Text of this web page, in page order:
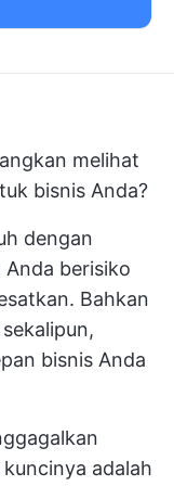
melihat
bisnis Anda?
dengan
berisiko
Bahkan
bisnis Anda
adalah